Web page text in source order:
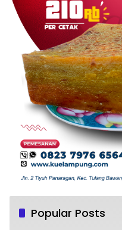
Popular Posts
Pembangunan
Juli 4, 2022